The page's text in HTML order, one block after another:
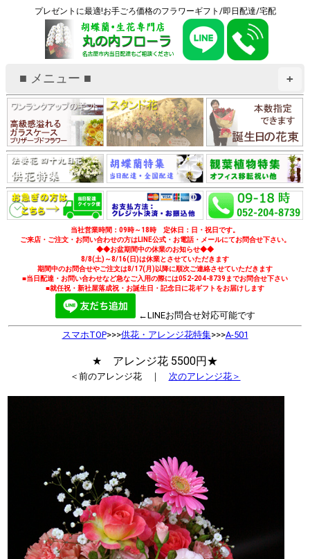
プレゼントに最適!お手ごろ価格のフラワーギフト/即日配達/宅配
+
■ メニュー ■
当社営業時間：09時～18時 定休日：日・祝日です。
ご来店・ご注文・お問い合わせの方はLINE公式・お電話・メールにてお問合せ下さい。
◆◆お盆期間中の休業のお知らせ◆◆
8/8(土)～8/16(日)は休業とさせていただきます
期間中のお問合せやご注文は8/17(月)以降に順次ご連絡させていただきます
■当日配達・お問い合わせなど急なご入用の際には052-204-8739までお問合せ下さい
■就任祝・新社屋落成祝・お誕生日・記念日に花ギフトをお届けします
←LINEお問合せ対応可能です
スマホTOP>>>供花・アレンジ花特集>>>A-501
★ アレンジ花 5500円★
＜前のアレンジ花 ｜ 次のアレンジ花＞